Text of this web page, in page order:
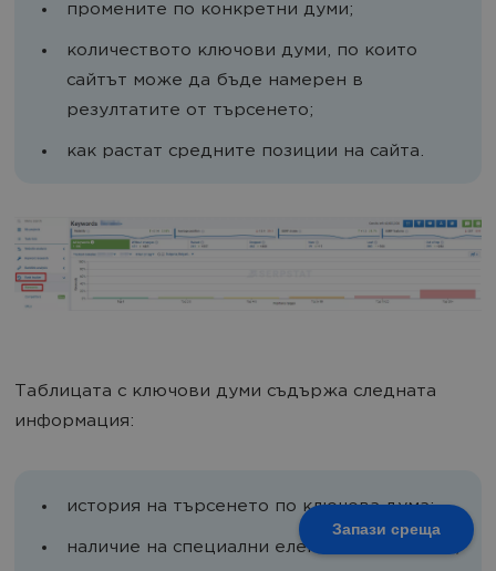
Запази среща
промените по конкретни думи;
количеството ключови думи, по които
сайтът може да бъде намерен в
резултатите от търсенето;
как растат средните позиции на сайта.
Таблицата с ключови думи съдържа следната
информация:
история на търсенето по ключова дума;
наличие на специални елементи в списъка;